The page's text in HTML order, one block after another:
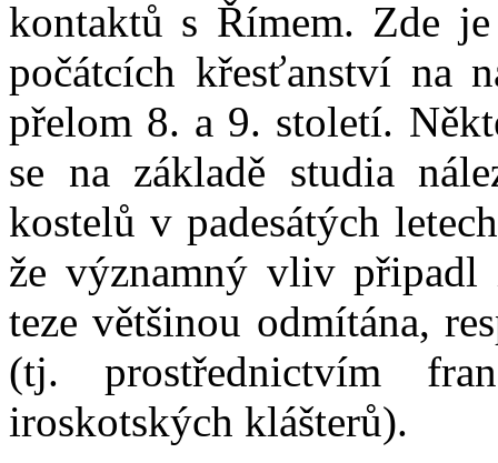
kontaktů s Římem. Zde
počátcích křesťanství na
přelom 8. a 9. století.
se na základě studia
kostelů v padesátých
že významný vliv připadl
teze většinou odmítána,
(tj. prostřednictvím
iroskotských klášterů).